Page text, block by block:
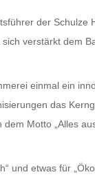
der Schulze
verstärkt dem
einmal ein
das
Motto „Alles
und etwas für